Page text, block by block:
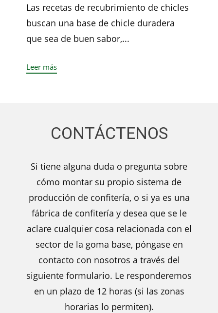
Las recetas de recubrimiento de chicles
buscan una base de chicle duradera
que sea de buen sabor,...
Leer más
CONTÁCTENOS
Si tiene alguna duda o pregunta sobre
cómo montar su propio sistema de
producción de confitería, o si ya es una
fábrica de confitería y desea que se le
aclare cualquier cosa relacionada con el
sector de la goma base, póngase en
contacto con nosotros a través del
siguiente formulario. Le responderemos
en un plazo de 12 horas (si las zonas
horarias lo permiten).